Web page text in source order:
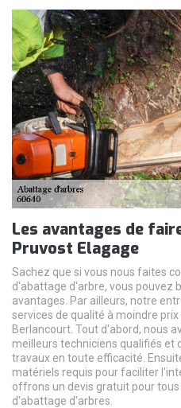
Les avantages de
Pruvost Elagage
Sachez que si vous nous faites
d'abattage d'arbre, vous pouvez
avantages. Par ailleurs, notre
services de qualité à moindre
Berlancourt. Tout d'abord, nous
meilleurs techniciens qualifiés et
travaux en toute efficacité.
matériels requis pour faciliter
offrons un devis gratuit pour
d'abattage d'arbres.